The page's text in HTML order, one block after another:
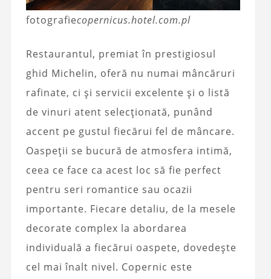
fotografiecopernicus.hotel.com.pl
Restaurantul, premiat în prestigiosul
ghid Michelin, oferă nu numai mâncăruri
rafinate, ci și servicii excelente și o listă
de vinuri atent selecționată, punând
accent pe gustul fiecărui fel de mâncare.
Oaspeții se bucură de atmosfera intimă,
ceea ce face ca acest loc să fie perfect
pentru seri romantice sau ocazii
importante. Fiecare detaliu, de la mesele
decorate complex la abordarea
individuală a fiecărui oaspete, dovedește
cel mai înalt nivel. Copernic este